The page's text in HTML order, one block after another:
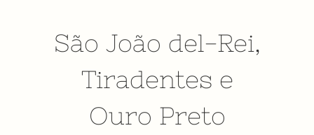
São João del-Rei,
Tiradentes e
Ouro Preto